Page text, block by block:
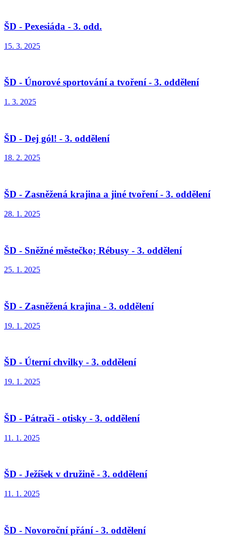
ŠD - Pexesiáda - 3. odd.
15. 3. 2025
ŠD - Únorové sportování a tvoření - 3. oddělení
1. 3. 2025
ŠD - Dej gól! - 3. oddělení
18. 2. 2025
ŠD - Zasněžená krajina a jiné tvoření - 3. oddělení
28. 1. 2025
ŠD - Sněžné městečko; Rébusy - 3. oddělení
25. 1. 2025
ŠD - Zasněžená krajina - 3. oddělení
19. 1. 2025
ŠD - Úterní chvilky - 3. oddělení
19. 1. 2025
ŠD - Pátrači - otisky - 3. oddělení
11. 1. 2025
ŠD - Ježíšek v družině - 3. oddělení
11. 1. 2025
ŠD - Novoroční přání - 3. oddělení